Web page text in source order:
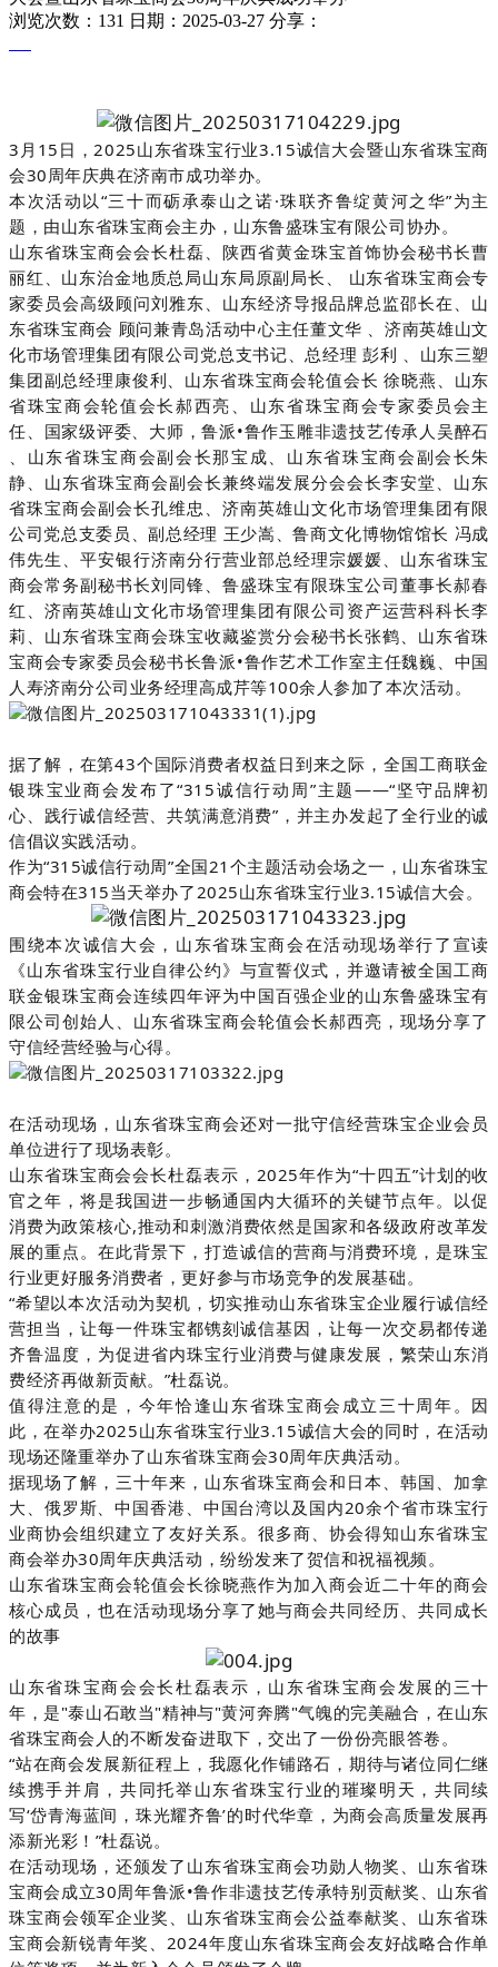
浏览次数：131 日期：2025-03-27 分享：
3月15日，2025山东省珠宝行业3.15诚信大会暨山东省珠宝商
会30周年庆典在济南市成功举办。
本次活动以“三十而砺承泰山之诺·珠联齐鲁绽黄河之华”为主
题，由山东省珠宝商会主办，山东鲁盛珠宝有限公司协办。
山东省珠宝商会会长杜磊、陕西省黄金珠宝首饰协会秘书长曹
丽红、山东治金地质总局山东局原副局长、 山东省珠宝商会专
家委员会高级顾问刘雅东、山东经济导报品牌总监邵长在、山
东省珠宝商会 顾问兼青岛活动中心主任董文华 、济南英雄山文
化市场管理集团有限公司党总支书记、总经理 彭利 、 山东三塑
集团副总经理康俊利、山东省珠宝商会轮值会长 徐晓燕、山东
省珠宝商会轮值会长郝西亮、 山东省珠宝商会专家委员会主
任、国家级评委、大师，鲁派•鲁作玉雕非遗技艺传承人吴醉石
、山东省珠宝商会副会长那宝成、山东省珠宝商会副会长朱
静、山东省珠宝商会副会长兼终端发展分会会长李安堂、山东
省珠宝商会副会长孔维忠、济南英雄山文化市场管理集团有限
公司党总支委员、副总经理 王少嵩、鲁商文化博物馆馆长 冯成
伟先生、平安银行济南分行营业部总经理宗媛媛、 山东省珠宝
商会常务副秘书长刘同锋、鲁盛珠宝有限珠宝公司董事长郝春
红、济南英雄山文化市场管理集团有限公司资产运营科科长李
莉、山东省珠宝商会珠宝收藏鉴赏分会秘书长张鹤、山东省珠
宝商会专家委员会秘书长鲁派•鲁作艺术工作室主任魏巍、中国
人寿济南分公司业务经理高成芹等100余人参加了本次活动。
据了解，在第43个国际消费者权益日到来之际，全国工商联金
银珠宝业商会发布了“315诚信行动周”主题——“坚守品牌初
心、践行诚信经营、共筑满意消费”，并主办发起了全行业的诚
信倡议实践活动。
作为“315诚信行动周”全国21个主题活动会场之一，山东省珠宝
商会特在315当天举办了2025山东省珠宝行业3.15诚信大会。
围绕本次诚信大会，山东省珠宝商会在活动现场举行了宣读
《山东省珠宝行业自律公约》与宣誓仪式，并邀请被全国工商
联金银珠宝商会连续四年评为中国百强企业的山东鲁盛珠宝有
限公司创始人、山东省珠宝商会轮值会长郝西亮，现场分享了
守信经营经验与心得。
在活动现场，山东省珠宝商会还对一批守信经营珠宝企业会员
单位进行了现场表彰。
山东省珠宝商会会长杜磊表示，2025年作为“十四五”计划的收
官之年，将是我国进一步畅通国内大循环的关键节点年。以促
消费为政策核心,推动和刺激消费依然是国家和各级政府改革发
展的重点。在此背景下，打造诚信的营商与消费环境，是珠宝
行业更好服务消费者，更好参与市场竞争的发展基础。
“希望以本次活动为契机，切实推动山东省珠宝企业履行诚信经
营担当，让每一件珠宝都镌刻诚信基因，让每一次交易都传递
齐鲁温度，为促进省内珠宝行业消费与健康发展，繁荣山东消
费经济再做新贡献。”杜磊说。
值得注意的是，今年恰逢山东省珠宝商会成立三十周年。因
此，在举办2025山东省珠宝行业3.15诚信大会的同时，在活动
现场还隆重举办了山东省珠宝商会30周年庆典活动。
据现场了解，三十年来，山东省珠宝商会和日本、韩国、加拿
大、俄罗斯、中国香港、中国台湾以及国内20余个省市珠宝行
业商协会组织建立了友好关系。很多商、协会得知山东省珠宝
商会举办30周年庆典活动，纷纷发来了贺信和祝福视频。
山东省珠宝商会轮值会长徐晓燕作为加入商会近二十年的商会
核心成员，也在活动现场分享了她与商会共同经历、共同成长
的故事
山东省珠宝商会会长杜磊表示，山东省珠宝商会发展的三十
年，是"泰山石敢当"精神与"黄河奔腾"气魄的完美融合，在山东
省珠宝商会人的不断发奋进取下，交出了一份份亮眼答卷。
“站在商会发展新征程上，我愿化作铺路石，期待与诸位同仁继
续携手并肩，共同托举山东省珠宝行业的璀璨明天，共同续
写‘岱青海蓝间，珠光耀齐鲁’的时代华章，为商会高质量发展再
添新光彩！”杜磊说。
在活动现场，还颁发了山东省珠宝商会功勋人物奖、山东省珠
宝商会成立30周年鲁派•鲁作非遗技艺传承特别贡献奖、山东省
珠宝商会领军企业奖、山东省珠宝商会公益奉献奖、山东省珠
宝商会新锐青年奖、2024年度山东省珠宝商会友好战略合作单